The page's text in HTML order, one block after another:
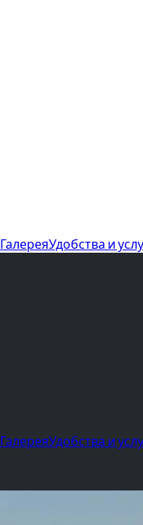
ГалереяУдобства и
ГалереяУдобства и